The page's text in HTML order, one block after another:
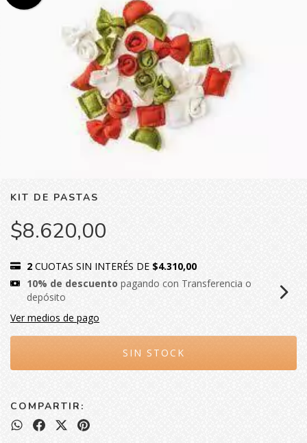
KIT DE PASTAS
$8.620,00
2 CUOTAS SIN INTERÉS DE $4.310,00
10% de descuento pagando con Transferencia o
depósito
Ver medios de pago
COMPARTIR: